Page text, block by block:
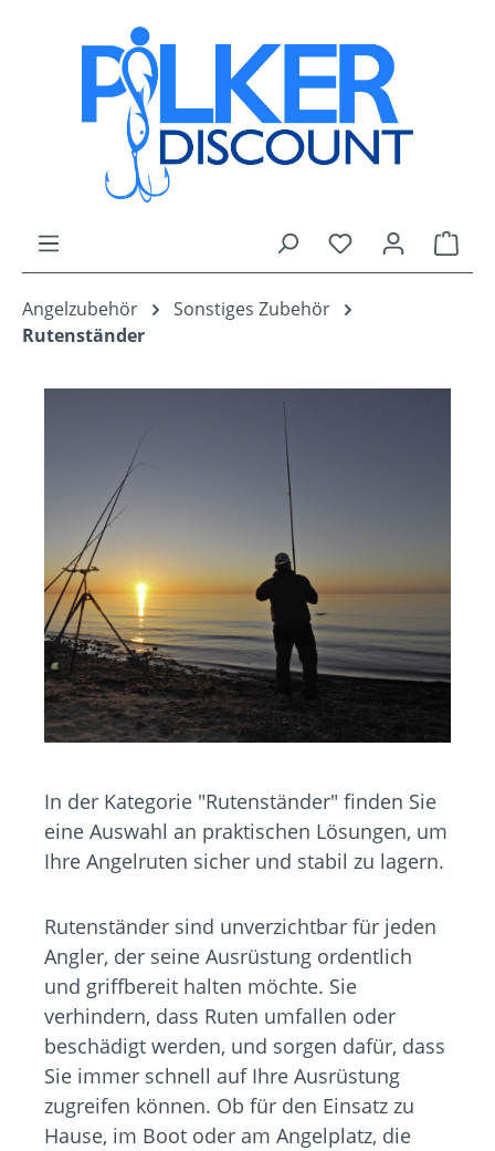
Zum Hauptinhalt springen
Du hast 0
Angelzubehör
Sonstiges Zubehör
Rutenständer
In der Kategorie "Rutenständer" finden Sie
eine Auswahl an praktischen Lösungen, um
Ihre Angelruten sicher und stabil zu lagern.
Rutenständer sind unverzichtbar für jeden
Angler, der seine Ausrüstung ordentlich
und griffbereit halten möchte. Sie
verhindern, dass Ruten umfallen oder
beschädigt werden, und sorgen dafür, dass
Sie immer schnell auf Ihre Ausrüstung
zugreifen können. Ob für den Einsatz zu
Hause, im Boot oder am Angelplatz, die